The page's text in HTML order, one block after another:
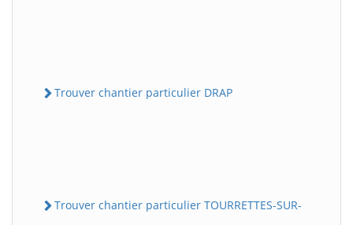
Trouver chantier particulier DRAP
Trouver chantier particulier TOURRETTES-SUR-